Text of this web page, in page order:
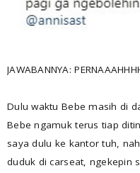
JAWABANNYA:
Dulu waktu Bebe masih di
Bebe ngamuk terus tiap
saya dulu ke kantor tuh,
duduk di carseat, ngekepin